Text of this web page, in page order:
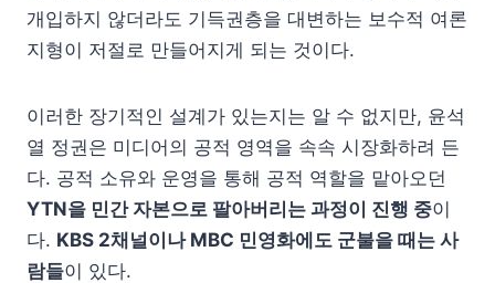
개입하지 않더라도 기득권층을 대변하는 보수적 여론
지형이 저절로 만들어지게 되는 것이다.
이러한 장기적인 설계가 있는지는 알 수 없지만, 윤석
열 정권은 미디어의 공적 영역을 속속 시장화하려 든
다. 공적 소유와 운영을 통해 공적 역할을 맡아오던
YTN을 민간 자본으로 팔아버리는 과정이 진행 중이
다. KBS 2채널이나 MBC 민영화에도 군불을 때는 사
람들이 있다.